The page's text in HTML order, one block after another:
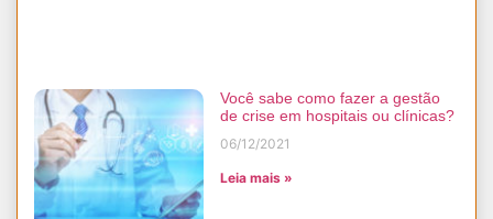
Você sabe como fazer a gestão
de crise em hospitais ou clínicas?
06/12/2021
Leia mais »